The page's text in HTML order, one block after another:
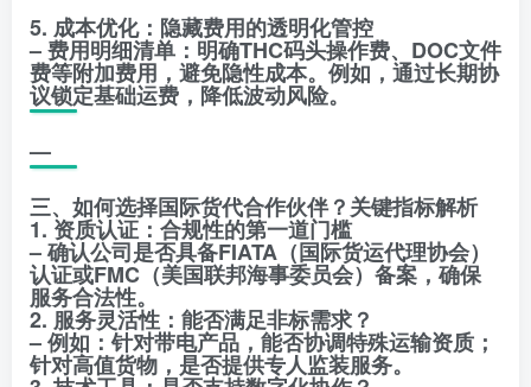
5. 成本优化：隐藏费用的透明化管控
– 费用明细清单：明确THC码头操作费、DOC文件
费等附加费用，避免隐性成本。例如，通过长期协
议锁定基础运费，降低波动风险。
—
三、如何选择国际货代合作伙伴？关键指标解析
1. 资质认证：合规性的第一道门槛
– 确认公司是否具备FIATA（国际货运代理协会）
认证或FMC（美国联邦海事委员会）备案，确保
服务合法性。
2. 服务灵活性：能否满足非标需求？
– 例如：针对带电产品，能否协调特殊运输资质；
针对高值货物，是否提供专人监装服务。